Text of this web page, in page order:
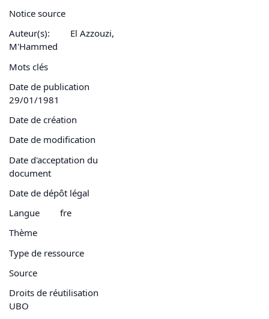
Notice source
Auteur(s):
El Azzouzi,
M'Hammed
Mots clés
Date de publication
29/01/1981
Date de création
Date de modification
Date d'acceptation du
document
Date de dépôt légal
Langue
fre
Thème
Type de ressource
Source
Droits de réutilisation
UBO